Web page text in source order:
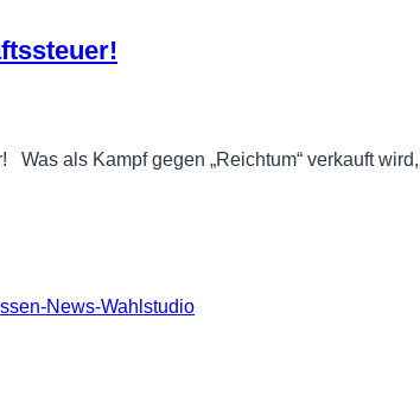
als Kampf gegen „Reichtum“ verkauft